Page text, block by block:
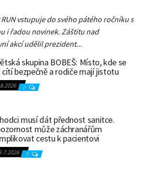
RUN vstupuje do svého pátého ročníku s
i řadou novinek. Záštitu nad
akcí udělil prezident...
skupina BOBEŠ: Místo, kde se
bezpečně a rodiče mají jistotu
0
musí dát přednost sanitce.
může záchranářům
cestu k pacientovi
0